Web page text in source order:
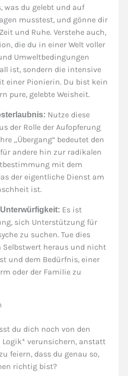
was du gelebt und auf
musstest, und gönne dir
und Ruhe. Verstehe auch,
die du in einer Welt voller
Umweltbedingungen
ist, sondern die intensive
einer Pionierin. Du bist kein
pure, gelebte Weisheit.
Nutze diese
der Rolle der Aufopferung
„Übergang“ bedeutet den
andere hin zur radikalen
mit dem
der eigentliche Dienst am
ist.
Es ist
sich Unterstützung für
zu suchen. Tue dies
Selbstwert heraus und nicht
und dem Bedürfnis, einer
oder der Familie zu
du dich noch von den
Logik* verunsichern, anstatt
feiern, dass du genau so,
richtig bist?